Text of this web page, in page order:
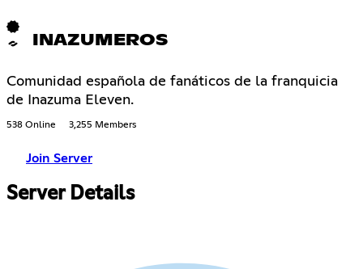
INAZUMEROS
Comunidad española de fanáticos de la franquicia
de Inazuma Eleven.
538 Online 3,255 Members
Join Server
Server Details